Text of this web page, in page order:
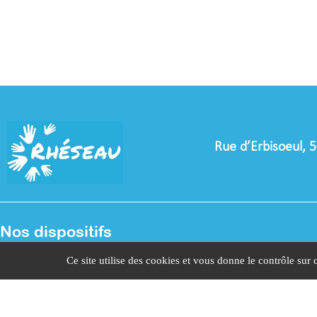
Rue d’Erbisoeul,
Nos dispositifs
Liaison intersectorielle
La boussole
Soins psychologiques
ligne
Ce site utilise des cookies et vous donne le contrôle sur